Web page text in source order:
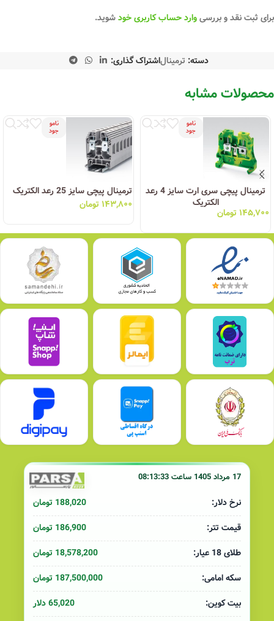
برای ثبت نقد و بررسیوارد حساب کاربری خودشوید.
دسته: ترمینالاشتراک گذاری:
محصولات مشابه
نامو
جود
ترمینال پیچی سری ارت سایز 4 رعد
الکتریک
۱۴۵,۷۰۰ تومان
نامو
جود
ترمینال پیچی سایز 25 رعد الکتریک
۱۴۳,۸۰۰ تومان
17 مرداد 1405 ساعت 08:13:33
نرخ دلار:
188,020 تومان
قیمت تتر:
186,900 تومان
طلای 18 عیار:
18,578,200 تومان
سکه امامی:
187,500,000 تومان
بیت کوین:
65,020 دلار